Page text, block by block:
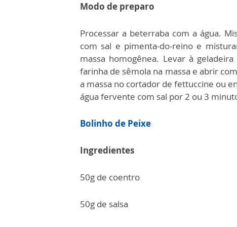
Modo de preparo
Processar a beterraba com a água.
com sal e pimenta-do-reino e
massa homogênea. Levar à
farinha de sêmola na massa e abrir
a massa no cortador de fettuccine ou
água fervente com sal por 2 ou 3
Bolinho de Peixe
Ingredientes
50g de coentro
50g de salsa